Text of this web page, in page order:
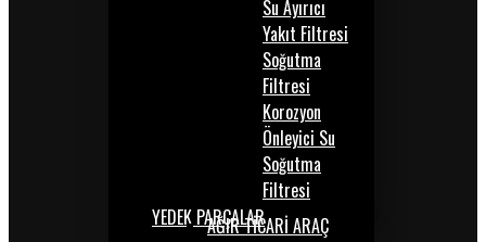
Su Ayırıcı
Yakıt Filtresi
Soğutma
Filtresi
Korozyon
Önleyici Su
Soğutma
Filtresi
YEDEK PARÇALARAĞIR TİCARİ ARAÇ